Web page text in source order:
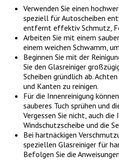
Verwenden Sie einen
speziell für Autoscheiben
entfernt effektiv Schmutz,
Arbeiten Sie mit einem
einem weichen Schwamm,
Beginnen Sie mit der
Sie den Glasreiniger
Scheiben gründlich ab.
und Kanten zu reinigen.
Für die Innenreinigung
sauberes Tuch sprühen und
Vergessen Sie nicht, auch die
Windschutzscheibe und die
Bei hartnäckigen
speziellen Glasreiniger für
Befolgen Sie die